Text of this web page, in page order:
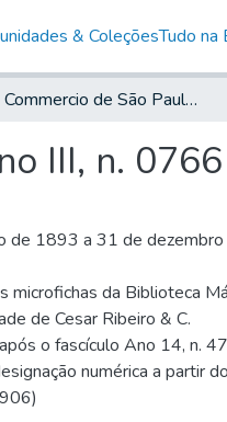
& ColeçõesTudo na
O Commercio de São Paulo, 1895, Ano III, n. 0766
III, n. 0766
de 1893 a 31 de
microfichas da Biblioteca
de Cesar Ribeiro & C.
o fascículo Ano 14, n.
numérica a partir